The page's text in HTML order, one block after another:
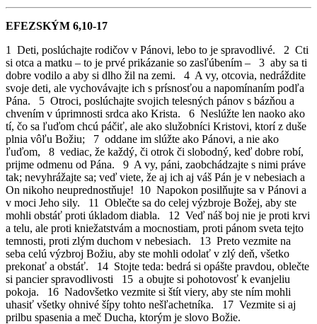
EFEZSKÝM 6,10-17
1 Deti, poslúchajte rodičov v Pánovi, lebo to je spravodlivé. 2 Cti
si otca a matku – to je prvé prikázanie so zasľúbením – 3 aby sa ti
dobre vodilo a aby si dlho žil na zemi. 4 A vy, otcovia, nedráždite
svoje deti, ale vychovávajte ich s prísnosťou a napomínaním podľa
Pána. 5 Otroci, poslúchajte svojich telesných pánov s bázňou a
chvením v úprimnosti srdca ako Krista. 6 Neslúžte len naoko ako
tí, čo sa ľuďom chcú páčiť, ale ako služobníci Kristovi, ktorí z duše
plnia vôľu Božiu; 7 oddane im slúžte ako Pánovi, a nie ako
ľuďom, 8 vediac, že každý, či otrok či slobodný, keď dobre robí,
prijme odmenu od Pána. 9 A vy, páni, zaobchádzajte s nimi práve
tak; nevyhrážajte sa; veď viete, že aj ich aj váš Pán je v nebesiach a
On nikoho neuprednostňuje! 10 Napokon posilňujte sa v Pánovi a
v moci Jeho sily. 11 Oblečte sa do celej výzbroje Božej, aby ste
mohli obstáť proti úkladom diabla. 12 Veď náš boj nie je proti krvi
a telu, ale proti kniežatstvám a mocnostiam, proti pánom sveta tejto
temnosti, proti zlým duchom v nebesiach. 13 Preto vezmite na
seba celú výzbroj Božiu, aby ste mohli odolať v zlý deň, všetko
prekonať a obstáť. 14 Stojte teda: bedrá si opášte pravdou, oblečte
si pancier spravodlivosti 15 a obujte si pohotovosť k evanjeliu
pokoja. 16 Nadovšetko vezmite si štít viery, aby ste ním mohli
uhasiť všetky ohnivé šípy tohto nešľachetníka. 17 Vezmite si aj
prilbu spasenia a meč Ducha, ktorým je slovo Božie.